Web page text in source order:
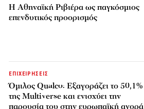
Η Αθηναϊκή Ριβιέρα ως παγκόσμιος
επενδυτικός προορισμός
ΕΠΙΧΕΙΡΗΣΕΙΣ
Όμιλος Qualco: Εξαγοράζει το 50,1%
της Multiverse και ενισχύει την
παρουσία του στην ευρωπαϊκή αγορά